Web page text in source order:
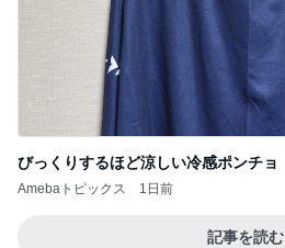
びっくりするほど涼しい冷感ポンチョ
Amebaトピックス 1日前
記事を読む